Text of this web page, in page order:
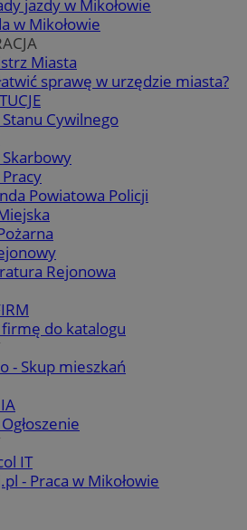
jazdy w Mikołowie
w Mikołowie
Miasta
sprawę w urzędzie miasta?
Cywilnego
Powiatowa Policji
Rejonowa
do katalogu
- Skup mieszkań
IT
- Praca w Mikołowie